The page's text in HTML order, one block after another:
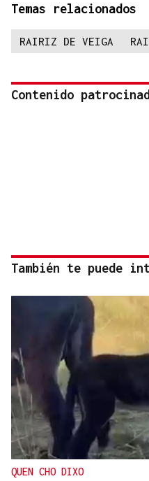
Temas relacionados
RAIRIZ DE VEIGA
Contenido
También te puede
QUEN CHO DIXO